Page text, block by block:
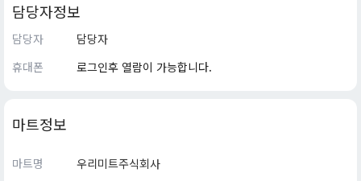
담당자정보
담당자
담당자
휴대폰
로그인후 열람이 가능합니다.
마트정보
마트명
우리미트주식회사